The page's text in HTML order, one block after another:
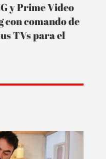
y Prime Video
comando de
TVs para el